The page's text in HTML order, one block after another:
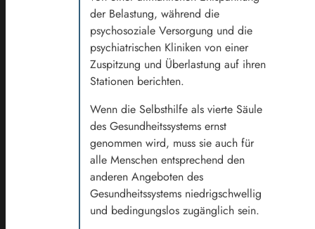
der Belastung, während die
psychosoziale Versorgung und die
psychiatrischen Kliniken von einer
Zuspitzung und Überlastung auf ihren
Stationen berichten.
Wenn die Selbsthilfe als vierte Säule
des Gesundheitssystems ernst
genommen wird, muss sie auch für
alle Menschen entsprechend den
anderen Angeboten des
Gesundheitssystems niedrigschwellig
und bedingungslos zugänglich sein.